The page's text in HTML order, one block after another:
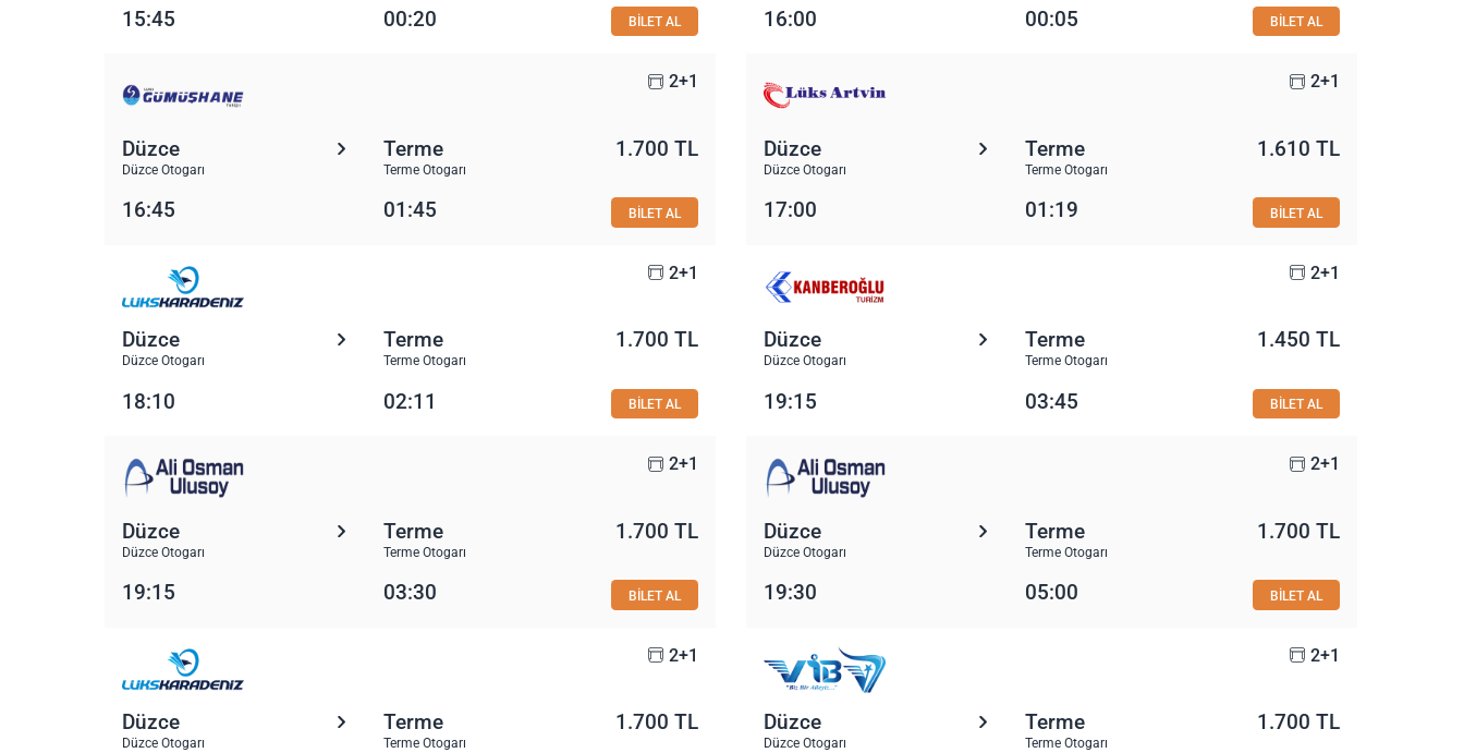
15:45 00:20 BİLET AL 16:00 00:05 BİLET AL
2+1
Düzce
Düzce Otogarı
Terme
Terme Otogarı
1.700 TL
16:45 01:45 BİLET AL
2+1
Düzce
Düzce Otogarı
Terme
Terme Otogarı
1.610 TL
17:00 01:19 BİLET AL
2+1
Düzce
Düzce Otogarı
Terme
Terme Otogarı
1.700 TL
18:10 02:11 BİLET AL
2+1
Düzce
Düzce Otogarı
Terme
Terme Otogarı
1.450 TL
19:15 03:45 BİLET AL
2+1
Düzce
Düzce Otogarı
Terme
Terme Otogarı
1.700 TL
19:15 03:30 BİLET AL
2+1
Düzce
Düzce Otogarı
Terme
Terme Otogarı
1.700 TL
19:30 05:00 BİLET AL
2+1
Düzce
Düzce Otogarı
Terme
Terme Otogarı
1.700 TL
2+1
Düzce
Düzce Otogarı
Terme
Terme Otogarı
1.700 TL